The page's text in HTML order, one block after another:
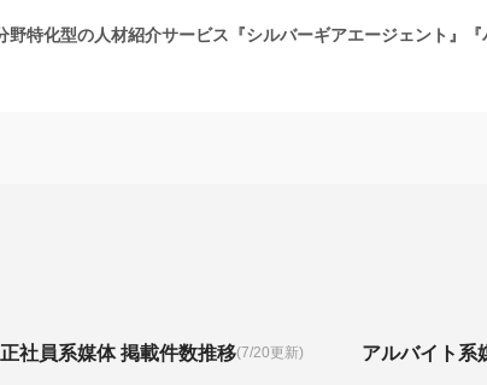
特化型の人材紹介サービス『シルバーギアエージェント』『
正社員系媒体 掲載件数推移(7/20更新) アルバイト系